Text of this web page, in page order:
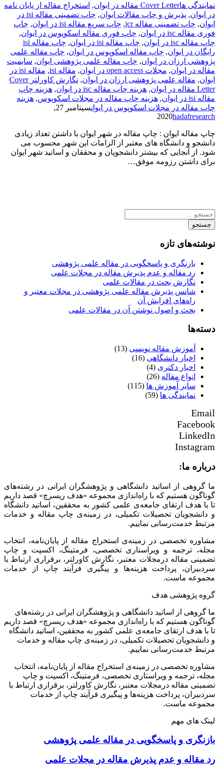
نمایندگی هاCover Letter مقاله در ایوان , استخراج مقاله از پایان نامه
در ایوان, پذیرش و چاپ مقالات ایوان,
چاپ تضمینی مقاله isi در
ایوان, چاپ تضمینی مقاله jcr , چاپ سریع مقاله isi در ایوان , چاپ
فوری مقاله isc در ایوان
, چاپ فوری مقاله اسکوپوس در ایوان,
چاپ مقاله isc در ایوان
, چاپ مقاله isi در ایوان ,
چاپ مقاله isi
رایگان در ایوان, چاپ مقاله اسکوپوس در ایوان, چاپ مقاله علمی
پژوهشی ارزان در ایوان, چاپ مقاله علمی پژوهشی ایوان, سابمیت
مقاله در ایوان, مجلات open access در ایوان , مقاله isi ,
مقاله isi در
ایوان, مقاله علمی پژوهشی ارزان در ایوان,
نگارش کاورلتر Cover
Letter مقاله در ایوان
, هزینه چاپ مقاله isc در ایوان , هزینه چاپ
مقاله isi در ایوان
, هزینه چاپ مقاله در مجلات اسکوپوس, هزینه
چاپ مقاله در مجلات اسکوپوس در ایوان
سپتامبر 27,
2020hadafresearch
چاپ مقاله ایوان : چاپ مقاله در شهر ایوان با داشتن تعداد زیادی
دانشجو و دانشگاه های معتبر از الزامات این شهر محسوب می
شود. از آنجایی که بیشتر دانشجویان و محققان و اساتید شهر ایوان
برای داشتن رزومه موفق…
جستجو
نوشته‌های تازه
بازنگری و پاسخگویی در مقاله علمی پژوهشی
رد مقاله و عدم پذیرش مقاله در مجلات علمی
نگارش بحث در مقالات علمی
شانس پذیرش مقاله علمی پژوهشی در مجلات معتبر و
راه‌های افزایش آن
بحث و اصول نوشتن آن در مقالات علمی
دسته‌ها
آموزش مقاله نویسی (13)
اخبار دانشگاهی (16)
اخبار دکتری (4)
انواع مقاله (26)
سایر آموزش ها (115)
نمایندگی ها (59)
Email
Facebook
LinkedIn
Instagram
درباره ما:
ما گروهی از اساتید دانشگاهی و پژوهشگران ایرانی در رشته‌های
گوناگون هستیم که با راه‌اندازی مجموعه «هدف ریسرچ» قصد داریم
تا با هدف ارتقای جامعه‌ی علمی کشور به محققین، اساتید دانشگاه
و دانشجویان تحصیلات تکمیلی، در زمینه‌ی چاپ مقاله و خدمات
مرتبط خدمت‌رسانی نماییم.
مشاوره تخصصی در زمینه‌ی استخراج مقاله از پایان‌نامه، انتخاب
مجله، ترجمه و ویراستاری تخصصی، فرمتینگ، اکسپت و چاپ
تضمینی مقاله درمجلات معتبر، نگارش کاورلتر، برقراری ارتباط با
سردبیران، پرداخت هزینه‌ها و پیگیری فرآیند چاپ از خدمات
مجموعه ماست.
گروه پژوهشی هدف
ما گروهی از اساتید دانشگاهی و پژوهشگران ایرانی در رشته‌های
گوناگون هستیم که با راه‌اندازی مجموعه «هدف ریسرچ» قصد داریم
تا با هدف ارتقای جامعه‌ی علمی کشور به محققین، اساتید دانشگاه
و دانشجویان تحصیلات تکمیلی، در زمینه‌ی چاپ مقاله و خدمات
مرتبط خدمت‌رسانی نماییم.
مشاوره تخصصی در زمینه‌ی استخراج مقاله از پایان‌نامه، انتخاب
مجله، ترجمه و ویراستاری تخصصی، فرمتینگ، اکسپت و چاپ
تضمینی مقاله درمجلات معتبر، نگارش کاورلتر، برقراری ارتباط با
سردبیران، پرداخت هزینه‌ها و پیگیری فرآیند چاپ از خدمات
مجموعه ماست.
لینک های مهم
بازنگری و پاسخگویی در مقاله علمی پژوهشی
رد مقاله و عدم پذیرش مقاله در مجلات علمی